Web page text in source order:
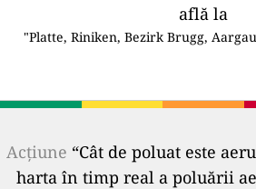
află la
"Platte, Riniken, Bezirk Brugg,
Acțiune “Cât de poluat este
harta în timp real a poluării